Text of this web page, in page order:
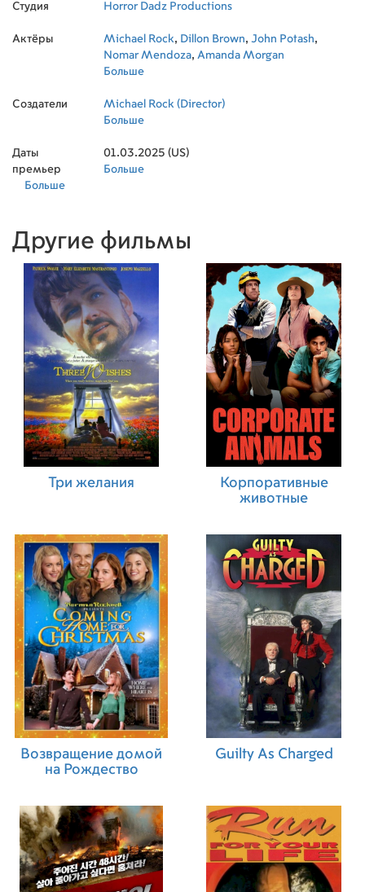
Студия Horror Dadz Productions
Актёры Michael Rock, Dillon Brown, John Potash,
Nomar Mendoza, Amanda Morgan
Больше
Создатели
Michael Rock (Director)
Больше
Даты
премьер
01.03.2025 (US)
Больше
Больше
Другие фильмы
Три желания
Корпоративные
животные
Возвращение домой
на Рождество
Guilty As Charged